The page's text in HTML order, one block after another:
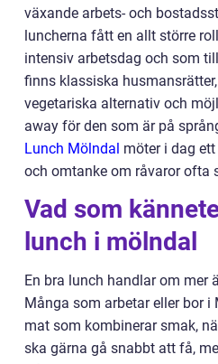
växande arbets- och
luncherna fått en allt större
intensiv arbetsdag och som
finns klassiska
vegetariska alternativ och
away för den som är på
Lunch Mölndal möter i dag
och omtanke om råvaror ofta
Vad som
lunch i mölndal
En bra lunch handlar om mer
Många som arbetar eller bor
mat som kombinerar smak,
ska gärna gå snabbt att få,